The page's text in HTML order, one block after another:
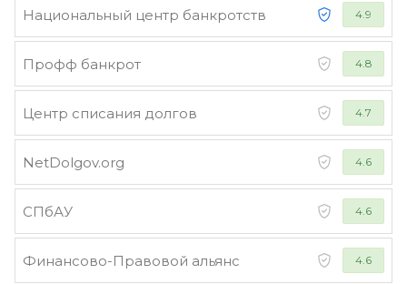
Национальный центр банкротств 4.9
Профф банкрот 4.8
Центр списания долгов 4.7
NetDolgov.org 4.6
СПбАУ 4.6
Финансово-Правовой альянс 4.6